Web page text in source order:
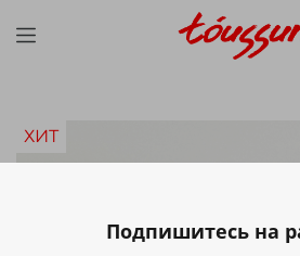
ХИТ
Подпишитесь на